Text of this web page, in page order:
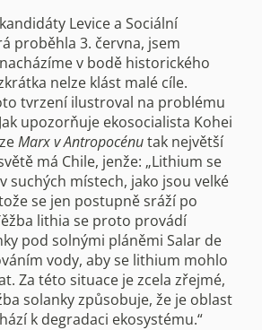
Levice a Sociální
proběhla 3. června, jsem
v bodě historického
nelze klást malé cíle.
tvrzení ilustroval na problému
upozorňuje ekosocialista Kohei
Marx v Antropocénutak největší
má Chile, jenže: „Lithium se
suchých místech, jako jsou velké
se jen postupně sráží po
lithia se proto provádí
pod solnými pláněmi Salar de
vody, aby se lithium mohlo
Za této situace je zcela zřejmé,
solanky způsobuje, že je oblast
k degradaci ekosystému.“